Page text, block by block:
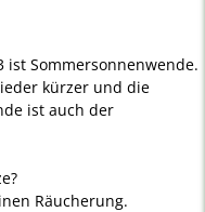
ist Sommersonnenwende.
kürzer und die
ist auch der
Räucherung.